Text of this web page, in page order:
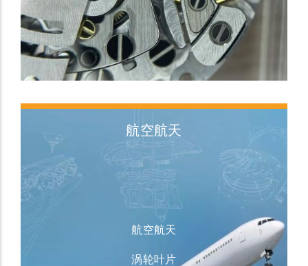
航空航天
航空航天
涡轮叶片